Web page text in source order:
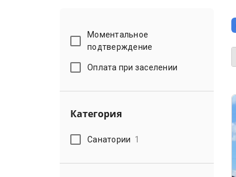
Моментальное
подтверждение
Оплата при заселении
Категория
Санатории 1